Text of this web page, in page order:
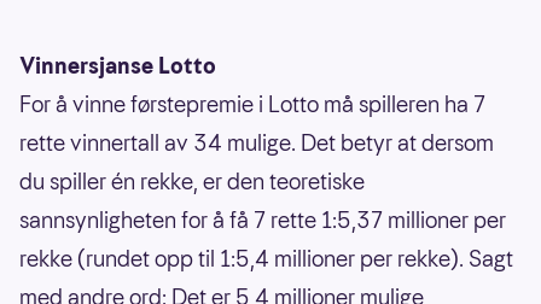
Vinnersjanse Lotto
For å vinne førstepremie i Lotto må spilleren ha 7
rette vinnertall av 34 mulige. Det betyr at dersom
du spiller én rekke, er den teoretiske
sannsynligheten for å få 7 rette 1:5,37 millioner per
rekke (rundet opp til 1:5,4 millioner per rekke). Sagt
med andre ord: Det er 5,4 millioner mulige